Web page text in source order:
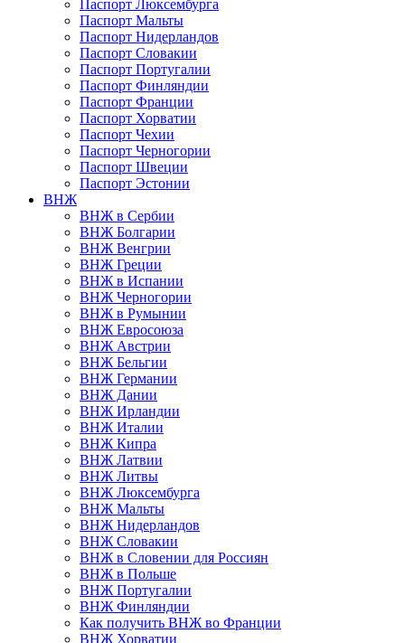
Паспорт Люксембурга
Паспорт Мальты
Паспорт Нидерландов
Паспорт Словакии
Паспорт Португалии
Паспорт Финляндии
Паспорт Франции
Паспорт Хорватии
Паспорт Чехии
Паспорт Черногории
Паспорт Швеции
Паспорт Эстонии
ВНЖ
ВНЖ в Сербии
ВНЖ Болгарии
ВНЖ Венгрии
ВНЖ Греции
ВНЖ в Испании
ВНЖ Черногории
ВНЖ в Румынии
ВНЖ Евросоюза
ВНЖ Австрии
ВНЖ Бельгии
ВНЖ Германии
ВНЖ Дании
ВНЖ Ирландии
ВНЖ Италии
ВНЖ Кипра
ВНЖ Латвии
ВНЖ Литвы
ВНЖ Люксембурга
ВНЖ Мальты
ВНЖ Нидерландов
ВНЖ Словакии
ВНЖ в Словении для Россиян
ВНЖ в Польше
ВНЖ Португалии
ВНЖ Финляндии
Как получить ВНЖ во Франции
ВНЖ Хорватии